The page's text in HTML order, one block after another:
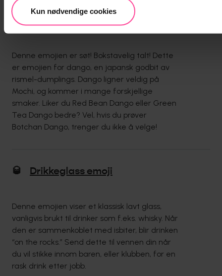
Kun nødvendige cookies
🍡
Denne emojien er søt! Bokstavelig talt! Dette
er emojien for dango, en japansk godbit av
rismel-dumplings. Dango ligner veldig på
Mochi, og kommer i mange forskjellige
smaker. Liker du Red Bean Dango eller Green
Tea Dango bedre? Vel, hvis du prøver
Botchan Dango, trenger du ikke å velge!
🥃 Drikkeglass emoji
Denne emojien viser et klassisk lavt glass,
vanligvis brukt til drinker som f.eks. whisky. Når
den er sammenkoblet med isbiter, blir drinken
“on the rocks.” Send dette til vennen din når
du vil stikke innom baren, eller klubben, for en
rask drink etter jobb.